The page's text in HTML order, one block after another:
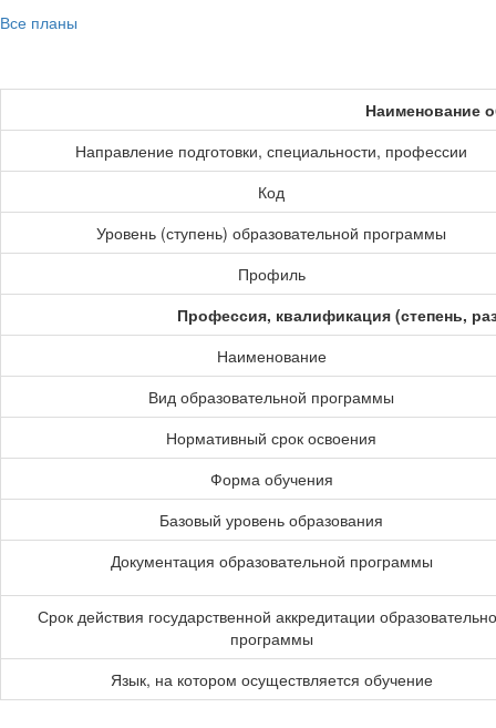
Все планы
Наименование
Направление подготовки, специальности, профессии
Код
Уровень (ступень) образовательной программы
Профиль
Профессия, квалификация (степень,
Наименование
Вид образовательной программы
Нормативный срок освоения
Форма обучения
Базовый уровень образования
Документация образовательной программы
Срок действия государственной аккредитации
программы
Язык, на котором осуществляется обучение